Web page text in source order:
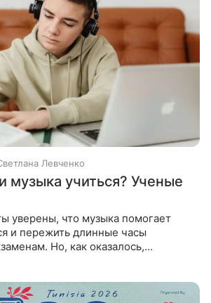
Левченко
музыка учиться? Ученые
уверены, что музыка помогает
и пережить длинные часы
Но, как оказалось,